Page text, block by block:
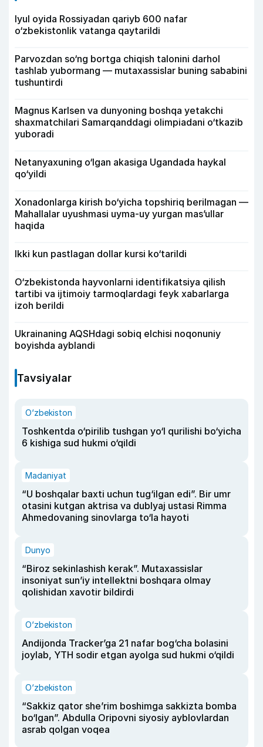
Iyul oyida Rossiyadan qariyb 600 nafar
o‘zbekistonlik vatanga qaytarildi
Parvozdan so‘ng bortga chiqish talonini darhol
tashlab yubormang — mutaxassislar buning sababini
tushuntirdi
Magnus Karlsen va dunyoning boshqa yetakchi
shaxmatchilari Samarqanddagi olimpiadani o‘tkazib
yuboradi
Netanyaxuning o‘lgan akasiga Ugandada haykal
qo‘yildi
Xonadonlarga kirish bo‘yicha topshiriq berilmagan —
Mahallalar uyushmasi uyma-uy yurgan mas’ullar
haqida
Ikki kun pastlagan dollar kursi ko‘tarildi
O‘zbekistonda hayvonlarni identifikatsiya qilish
tartibi va ijtimoiy tarmoqlardagi feyk xabarlarga
izoh berildi
Ukrainaning AQSHdagi sobiq elchisi noqonuniy
boyishda ayblandi
Tavsiyalar
O‘zbekiston
Toshkentda o‘pirilib tushgan yo‘l qurilishi bo‘yicha
6 kishiga sud hukmi o‘qildi
Madaniyat
“U boshqalar baxti uchun tug‘ilgan edi”. Bir umr
otasini kutgan aktrisa va dublyaj ustasi Rimma
Ahmedovaning sinovlarga to‘la hayoti
Dunyo
“Biroz sekinlashish kerak”. Mutaxassislar
insoniyat sun’iy intellektni boshqara olmay
qolishidan xavotir bildirdi
O‘zbekiston
Andijonda Tracker’ga 21 nafar bog‘cha bolasini
joylab, YTH sodir etgan ayolga sud hukmi o‘qildi
O‘zbekiston
“Sakkiz qator she’rim boshimga sakkizta bomba
bo‘lgan”. Abdulla Oripovni siyosiy ayblovlardan
asrab qolgan voqea